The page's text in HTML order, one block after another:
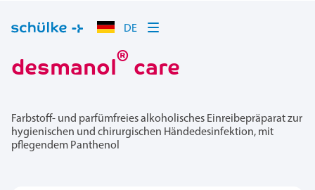
DE
desmanol® care
Farbstoff- und parfümfreies alkoholisches Einreibepräparat zur
hygienischen und chirurgischen Händedesinfektion, mit
pflegendem Panthenol